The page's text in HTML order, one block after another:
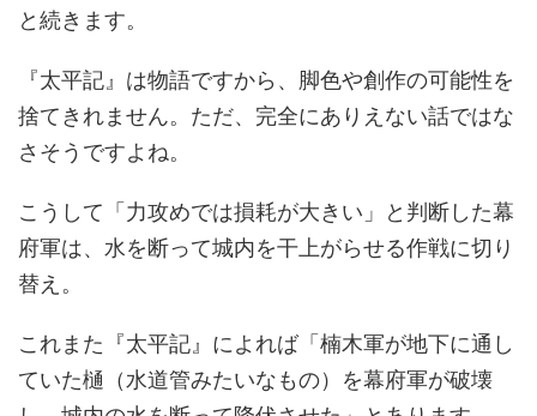
と続きます。
『太平記』は物語ですから、脚色や創作の可能性を
捨てきれません。ただ、完全にありえない話ではな
さそうですよね。
こうして「力攻めでは損耗が大きい」と判断した幕
府軍は、水を断って城内を干上がらせる作戦に切り
替え。
これまた『太平記』によれば「楠木軍が地下に通し
ていた樋（水道管みたいなもの）を幕府軍が破壊